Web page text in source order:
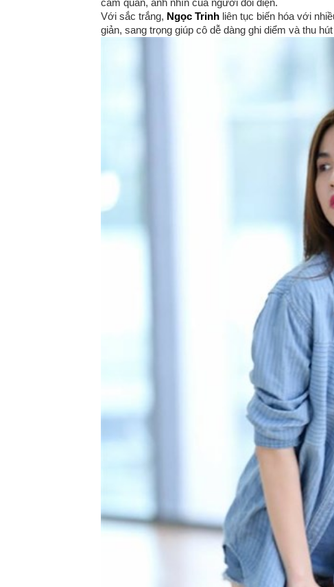
cảm quan, ánh nhìn của người đối diện.
Với sắc trắng, Ngọc Trinh liên tục biến hóa với
giản, sang trọng giúp cô dễ dàng ghi diểm và thu